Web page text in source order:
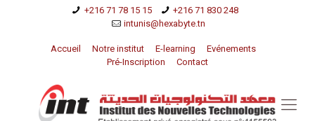
+216 71 78 15 15
+216 71 830 248
intunis@hexabyte.tn
Accueil Notre institut E-learning
Evénements
Pré-Inscription
Contact